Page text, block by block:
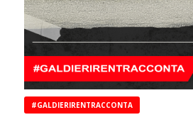
#GALDIERIRENTRACCONTA